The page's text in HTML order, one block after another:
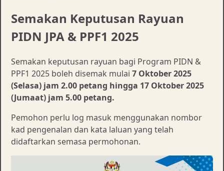
Semakan Keputusan Rayuan
PIDN JPA & PPF1 2025
Semakan keputusan rayuan bagi Program PIDN &
PPF1 2025 boleh disemak mulai 7 Oktober 2025
(Selasa) jam 2.00 petang hingga 17 Oktober 2025
(Jumaat) jam 5.00 petang.
Pemohon perlu log masuk menggunakan nombor
kad pengenalan dan kata laluan yang telah
didaftarkan semasa permohonan.